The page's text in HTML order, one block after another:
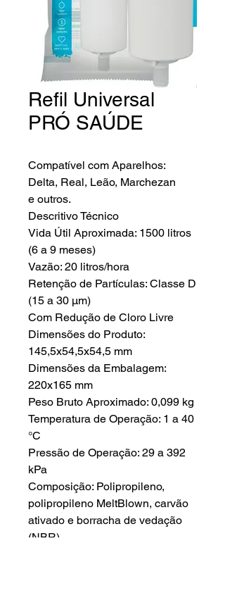
Refil Universal
PRÓ SAÚDE
Compatível com Aparelhos:
Delta, Real, Leão, Marchezan
e outros.
Descritivo Técnico
Vida Útil Aproximada: 1500 litros
(6 a 9 meses)
Vazão: 20 litros/hora
Retenção de Partículas: Classe D
(15 a 30 µm)
Com Redução de Cloro Livre
Dimensões do Produto:
145,5x54,5x54,5 mm
Dimensões da Embalagem:
220x165 mm
Peso Bruto Aproximado: 0,099 kg
Temperatura de Operação: 1 a 40
°C
Pressão de Operação: 29 a 392
kPa
Composição: Polipropileno,
polipropileno MeltBlown, carvão
ativado e borracha de vedação
(NBR)